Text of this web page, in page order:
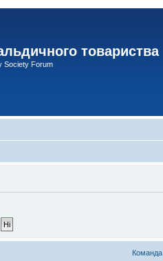
товариства
Society Forum
Команда